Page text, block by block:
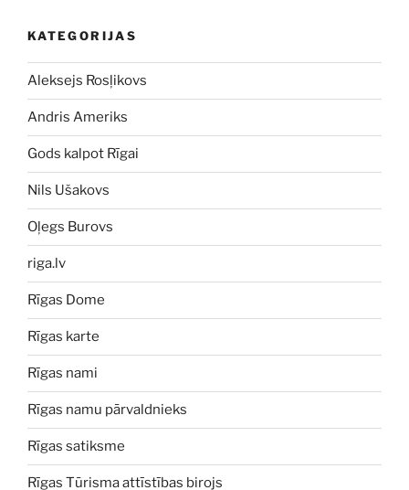
KATEGORIJAS
Aleksejs Rosļikovs
Andris Ameriks
Gods kalpot Rīgai
Nils Ušakovs
Oļegs Burovs
riga.lv
Rīgas Dome
Rīgas karte
Rīgas nami
Rīgas namu pārvaldnieks
Rīgas satiksme
Rīgas Tūrisma attīstības birojs